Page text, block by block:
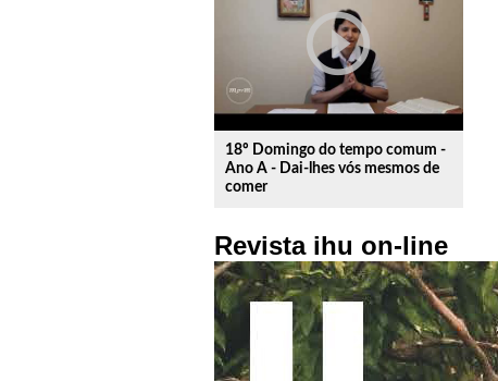
play_circle_outline
18º Domingo do tempo comum -
Ano A - Dai-lhes vós mesmos de
comer
Revista ihu on-line